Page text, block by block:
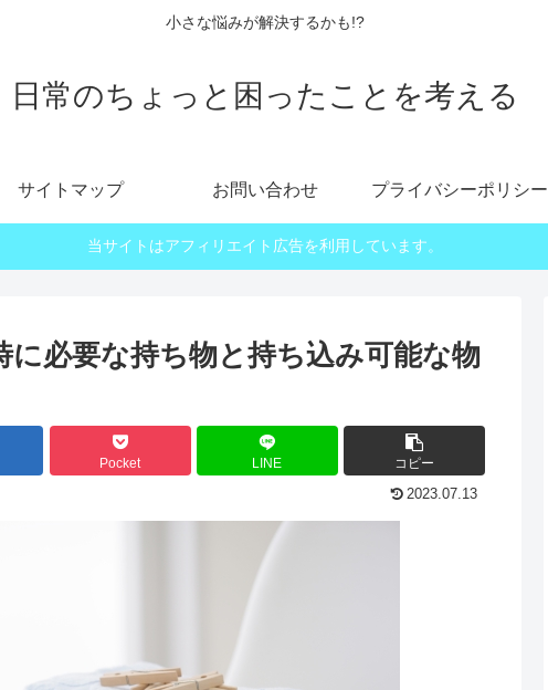
小さな悩みが解決するかも!?
日常のちょっと困ったことを考える
サイトマップ お問い合わせ プライバシーポリシー
当サイトはアフィリエイト広告を利用しています。
必要な持ち物と持ち込み可能な物
Pocket LINE コピー
2023.07.13